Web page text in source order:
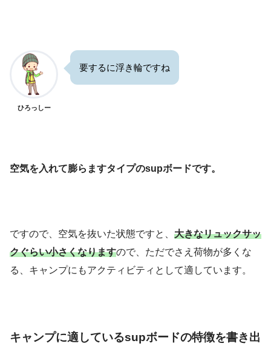
ひろっしー
要するに浮き輪ですね
空気を入れて膨らますタイプのsupボードです。
ですので、空気を抜いた状態ですと、 大きなリュックサッ
クぐらい小さくなりますので、ただでさえ荷物が多くな
る、キャンプにもアクティビティとして適しています。
キャンプに適しているsupボードの特徴を書き出